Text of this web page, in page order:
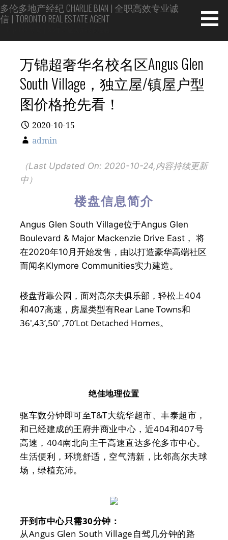
Skip
to
多伦多地产经纪 CHARLIE BIAN | 全职高效专业诚
信 | TORONTO REAL ESTATE AGENT
万锦超奢华名校名区Angus Glen
South Village，独立屋/镇屋户型
图价格抢先看！
2020-10-15
admin
（Last Updated On: 2020-10-24,内容持续更新
中）
楼盘信息简介
Angus Glen South Village位于Angus Glen
Boulevard & Major Mackenzie Drive East， 将
在2020年10月开始发售， 由以打造豪华高端社区
而闻名Klymore Communities实力建造。
楼盘背靠公园，面对高尔夫俱乐部，轻松上404
和407高速，房屋类型有Rear Lane Towns和
36′,43’,50′ ,70’Lot Detached Homes。
绝佳地理位置
驱车数分钟即可至T&T大统华超市、丰泰超市，
和已经建成的王府井商业中心，近404和407号
高速，404南北向主干高速直达多伦多市中心。
生活便利，环境舒适，空气清新，比邻高尔夫球
场，绿植充沛。
开到市中心只需30分钟：
从Angus Glen South Village自驾几分钟的路